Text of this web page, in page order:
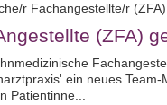
r Fachangestellte/r
(ZFA)
ein neues
Patientinne...